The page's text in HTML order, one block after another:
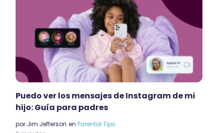
Puedo ver los mensajes de Instagram de mi
hijo: Guía para padres
por Jim Jefferson en Parental Tips